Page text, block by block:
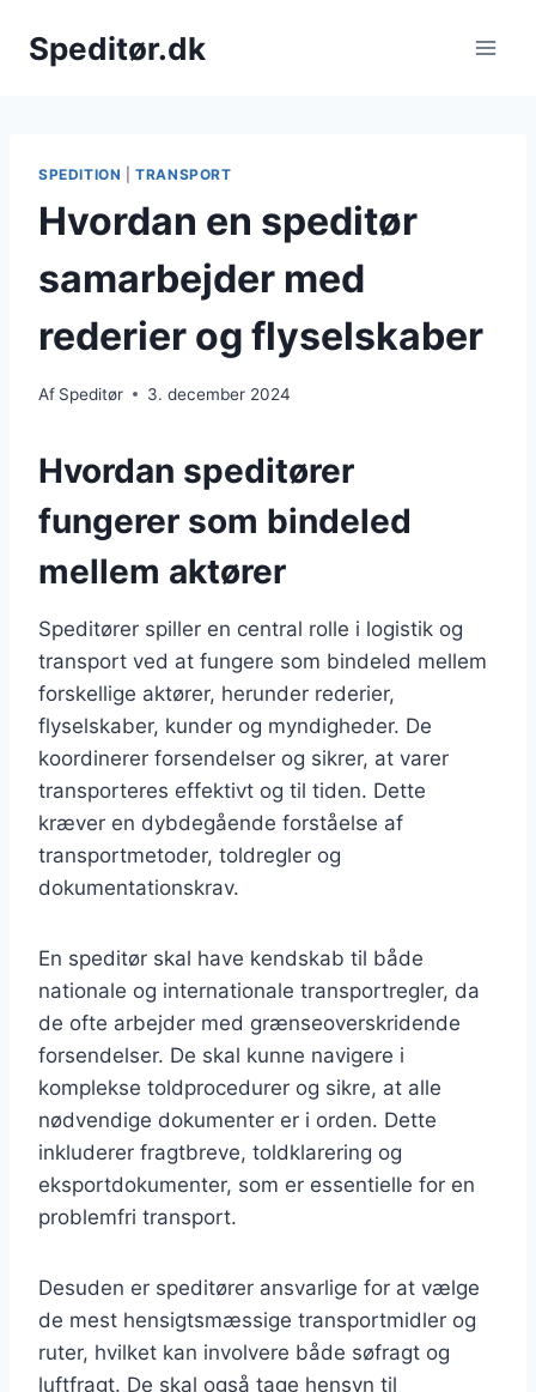
Speditør.dk
SPEDITION |TRANSPORT
Hvordan en speditør
samarbejder med
rederier og flyselskaber
Af Speditør 3. december 2024
Hvordan speditører
fungerer som bindeled
mellem aktører
Speditører spiller en central rolle i logistik og
transport ved at fungere som bindeled mellem
forskellige aktører, herunder rederier,
flyselskaber, kunder og myndigheder. De
koordinerer forsendelser og sikrer, at varer
transporteres effektivt og til tiden. Dette
kræver en dybdegående forståelse af
transportmetoder, toldregler og
dokumentationskrav.
En speditør skal have kendskab til både
nationale og internationale transportregler, da
de ofte arbejder med grænseoverskridende
forsendelser. De skal kunne navigere i
komplekse toldprocedurer og sikre, at alle
nødvendige dokumenter er i orden. Dette
inkluderer fragtbreve, toldklarering og
eksportdokumenter, som er essentielle for en
problemfri transport.
Desuden er speditører ansvarlige for at vælge
de mest hensigtsmæssige transportmidler og
ruter, hvilket kan involvere både søfragt og
luftfragt. De skal også tage hensyn til